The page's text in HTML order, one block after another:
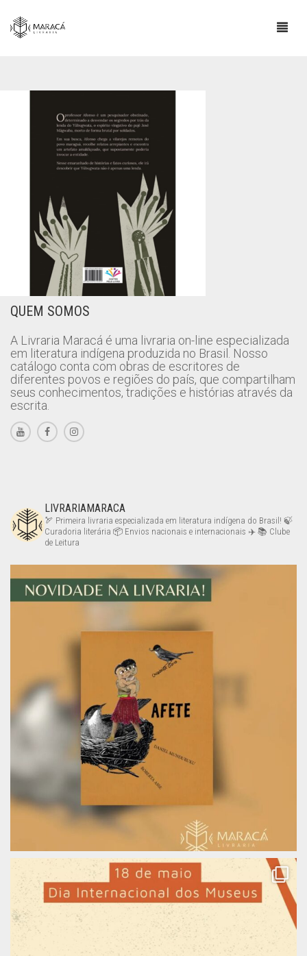
ESCRITORES INDÍGENAS
INFORMAÇÕES IMPORTANTES
COMPRAS E POLÍTICA DE ENVIO
QUEM SOMOS
A Livraria Maracá é uma livraria on-line especializada
em literatura indígena produzida no Brasil. Nosso
catálogo conta com obras de escritores de
diferentes povos e regiões do país, que compartilham
seus conhecimentos, tradições e histórias através da
escrita.
LIVRARIAMARACA
🏹 Primeira livraria especializada em literatura indígena do Brasil! 🍃
Curadoria literária 📦 Envios nacionais e internacionais ✈️ 📚 Clube
de Leitura